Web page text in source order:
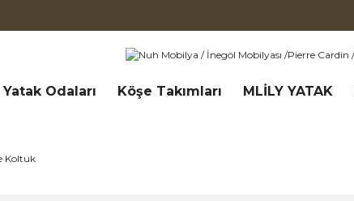
Yatak Odaları Köşe Takımları MLİLY YATAK